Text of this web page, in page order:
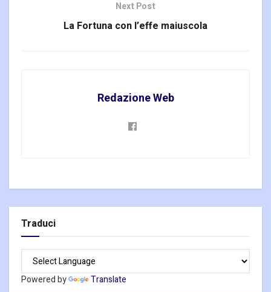
Next Post
La Fortuna con l’effe maiuscola
Redazione Web
Traduci
Powered by Translate